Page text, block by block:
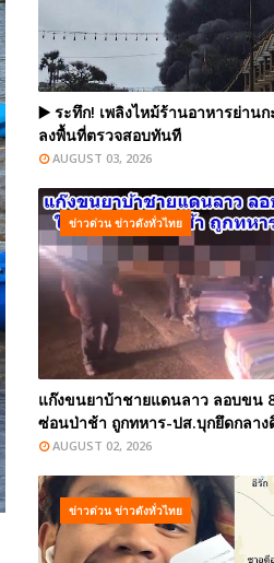
▶️ ระทึก! เพลิงไหม้ร้านอาหารย่านก
ลงพื้นที่ตรวจสอบทันที
AUGUST 03, 2026
ข่าวด่วน ข่าวดังทั่วไทย
แก๊งขนยาบ้าชายแดนลาว ลอบขน
ซ่อนป่าช้า ถูกทหาร-ปส.บุกยึดกลาง
AUGUST 02, 2026
ข่าวด่วน ข่าวดังทั่วไทย